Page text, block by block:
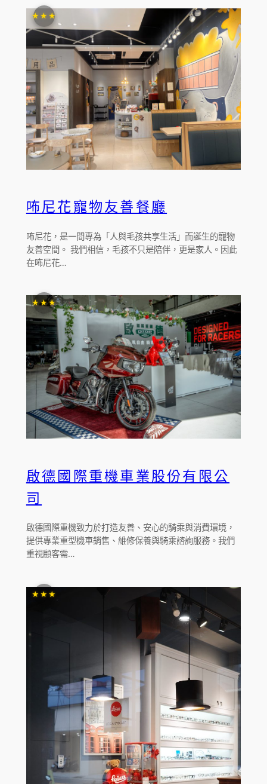
咘尼花寵物友善餐廳
★★★
咘尼花，是一間專為「人與毛孩共享生活」而誕生的寵物
友善空間。 我們相信，毛孩不只是陪伴，更是家人。因此
在咘尼花…
啟德國際重機車業股份有限公
司
★★★
啟德國際重機致力於打造友善、安心的騎乘與消費環境，
提供專業重型機車銷售、維修保養與騎乘諮詢服務。我們
重視顧客需…
★★★